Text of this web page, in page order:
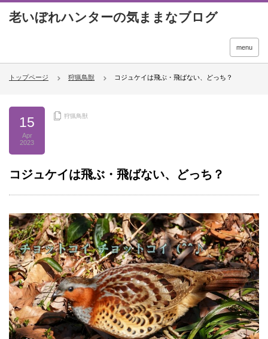
menu
トップページ 狩猟鳥獣 コジュケイは飛ぶ・飛ばない、どっち？
15
Apr
2023
狩猟鳥獣
コジュケイは飛ぶ・飛ばない、どっち？